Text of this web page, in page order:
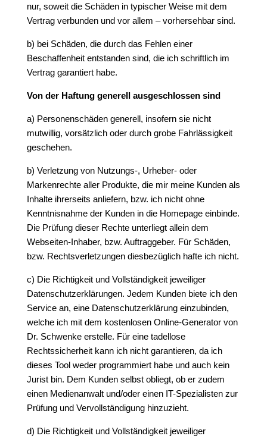
nur, soweit die Schäden in typischer Weise mit dem
Vertrag verbunden und vor allem – vorhersehbar sind.
b) bei Schäden, die durch das Fehlen einer
Beschaffenheit entstanden sind, die ich schriftlich im
Vertrag garantiert habe.
Von der Haftung generell ausgeschlossen sind
a) Personenschäden generell, insofern sie nicht
mutwillig, vorsätzlich oder durch grobe Fahrlässigkeit
geschehen.
b) Verletzung von Nutzungs-, Urheber- oder
Markenrechte aller Produkte, die mir meine Kunden als
Inhalte ihrerseits anliefern, bzw. ich nicht ohne
Kenntnisnahme der Kunden in die Homepage einbinde.
Die Prüfung dieser Rechte unterliegt allein dem
Webseiten-Inhaber, bzw. Auftraggeber. Für Schäden,
bzw. Rechtsverletzungen diesbezüglich hafte ich nicht.
c) Die Richtigkeit und Vollständigkeit jeweiliger
Datenschutzerklärungen. Jedem Kunden biete ich den
Service an, eine Datenschutzerklärung einzubinden,
welche ich mit dem kostenlosen Online-Generator von
Dr. Schwenke erstelle. Für eine tadellose
Rechtssicherheit kann ich nicht garantieren, da ich
dieses Tool weder programmiert habe und auch kein
Jurist bin. Dem Kunden selbst obliegt, ob er zudem
einen Medienanwalt und/oder einen IT-Spezialisten zur
Prüfung und Vervollständigung hinzuzieht.
d) Die Richtigkeit und Vollständigkeit jeweiliger